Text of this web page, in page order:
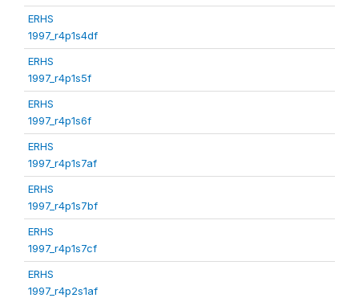
ERHS
1997_r4p1s4df
ERHS
1997_r4p1s5f
ERHS
1997_r4p1s6f
ERHS
1997_r4p1s7af
ERHS
1997_r4p1s7bf
ERHS
1997_r4p1s7cf
ERHS
1997_r4p2s1af